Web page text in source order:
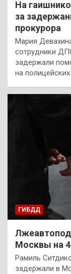
На
за
прокурора
Мария
сотрудники
задержали
на полицейских…
ГИБДД
Москвы на
Рамиль
задержали в